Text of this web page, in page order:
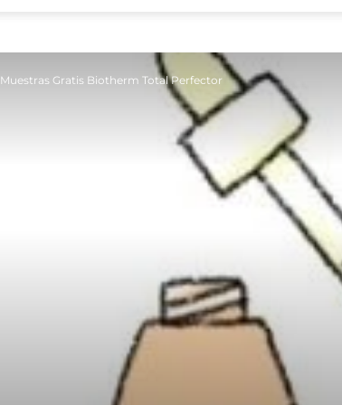
Muestras Gratis Biotherm Total Perfector